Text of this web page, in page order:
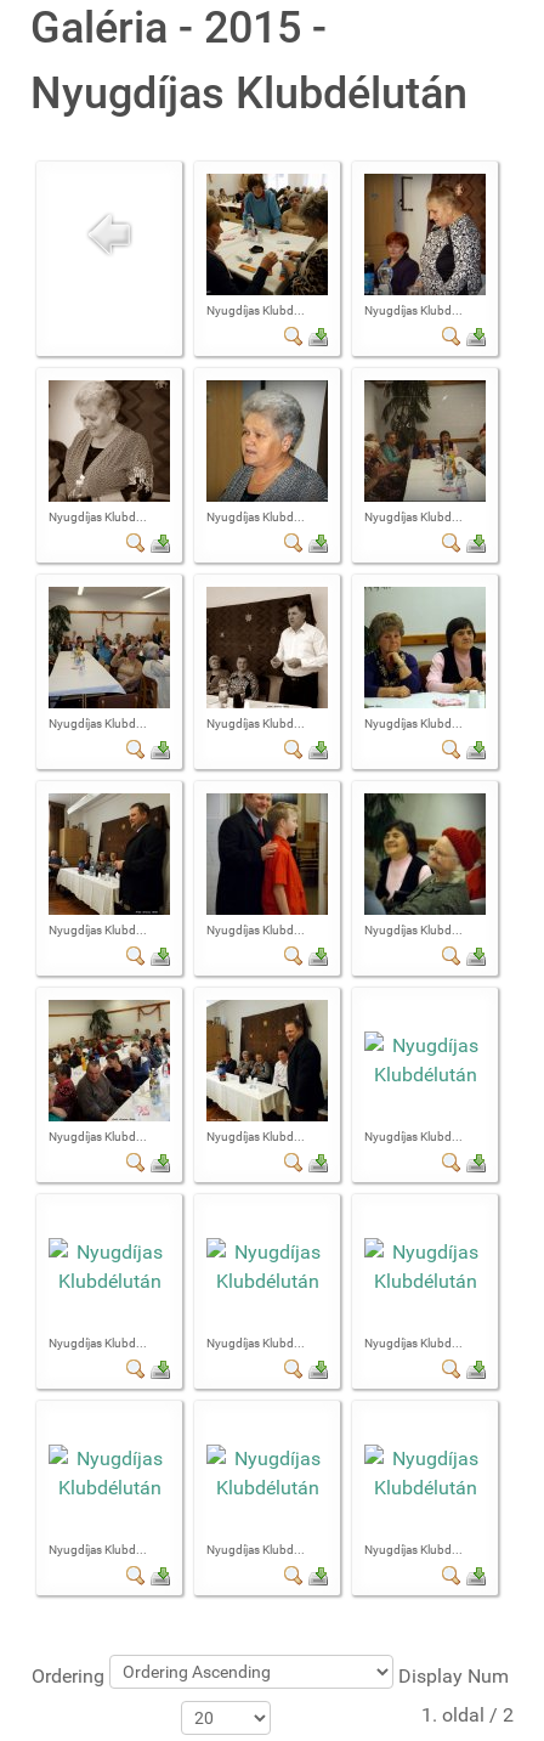
Galéria - 2015 -
Nyugdíjas Klubdélután
Nyugdíjas Klubd... Nyugdíjas Klubd...
Nyugdíjas Klubd... Nyugdíjas Klubd... Nyugdíjas Klubd...
Nyugdíjas Klubd... Nyugdíjas Klubd... Nyugdíjas Klubd...
Nyugdíjas Klubd... Nyugdíjas Klubd... Nyugdíjas Klubd...
Nyugdíjas Klubd... Nyugdíjas Klubd... Nyugdíjas Klubd...
Nyugdíjas Klubd... Nyugdíjas Klubd... Nyugdíjas Klubd...
Nyugdíjas Klubd... Nyugdíjas Klubd... Nyugdíjas Klubd...
Ordering
Display Num
1. oldal / 2